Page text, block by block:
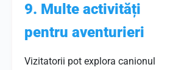
9. Multe activități
pentru aventurieri
Vizitatorii pot explora canionul